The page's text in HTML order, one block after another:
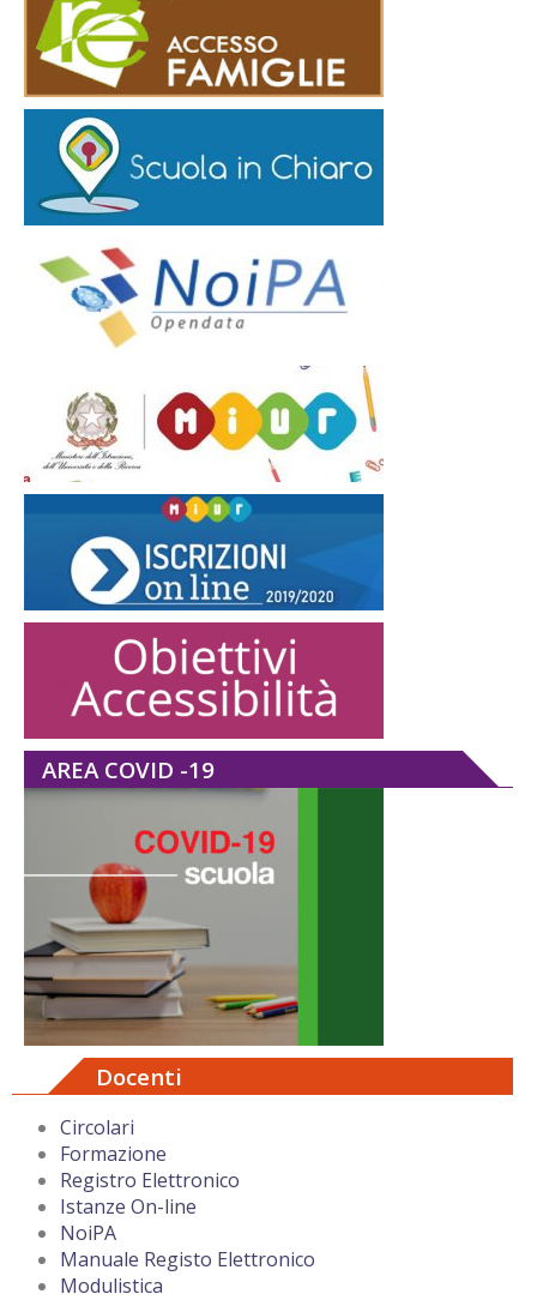
AREA COVID -19
Docenti
Circolari
Formazione
Registro Elettronico
Istanze On-line
NoiPA
Manuale Registo Elettronico
Modulistica